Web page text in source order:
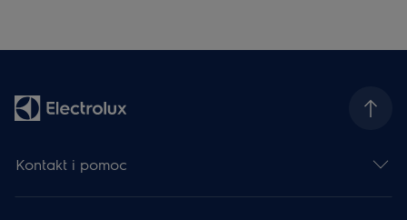
Kontakt i pomoc